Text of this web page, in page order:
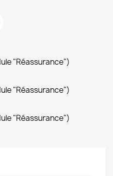
"Réassurance")
"Réassurance")
"Réassurance")